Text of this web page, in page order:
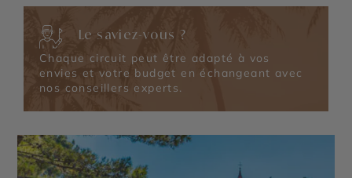
national de Mljet - Palais de Dioclétien - Parc
Le saviez-vous ?
Chaque circuit peut être adapté à vos
envies et votre budget en échangeant avec
nos conseillers experts.